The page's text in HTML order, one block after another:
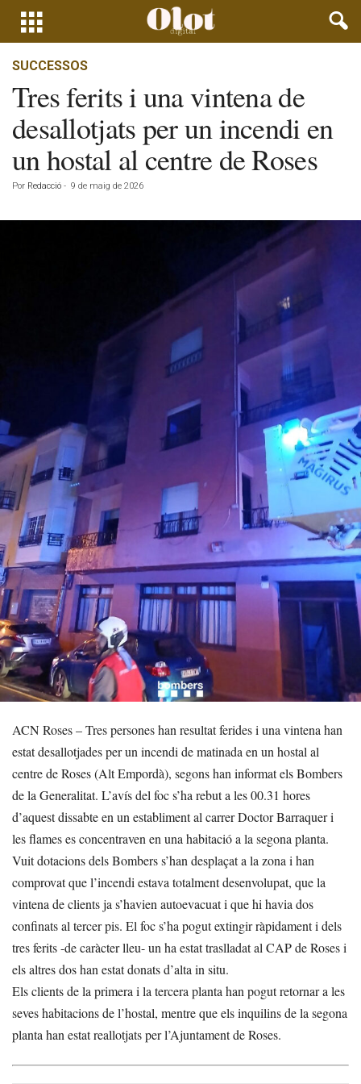
SUCCESSOS
Tres ferits i una vintena de
desallotjats per un incendi en
un hostal al centre de Roses
Por Redacció - 9 de maig de 2026
ACN Roses – Tres persones han resultat ferides i una vintena han
estat desallotjades per un incendi de matinada en un hostal al
centre de Roses (Alt Empordà), segons han informat els Bombers
de la Generalitat. L’avís del foc s’ha rebut a les 00.31 hores
d’aquest dissabte en un establiment al carrer Doctor Barraquer i
les flames es concentraven en una habitació a la segona planta.
Vuit dotacions dels Bombers s’han desplaçat a la zona i han
comprovat que l’incendi estava totalment desenvolupat, que la
vintena de clients ja s’havien autoevacuat i que hi havia dos
confinats al tercer pis. El foc s’ha pogut extingir ràpidament i dels
tres ferits -de caràcter lleu- un ha estat traslladat al CAP de Roses i
els altres dos han estat donats d’alta in situ.
Els clients de la primera i la tercera planta han pogut retornar a les
seves habitacions de l’hostal, mentre que els inquilins de la segona
planta han estat reallotjats per l’Ajuntament de Roses.